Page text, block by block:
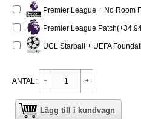
Premier League + No Room
Premier League
UCL Starball + UEFA
ANTAL:
Lägg till i kundvagn